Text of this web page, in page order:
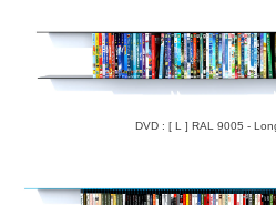
DVD : [ L ] RAL 9005 -